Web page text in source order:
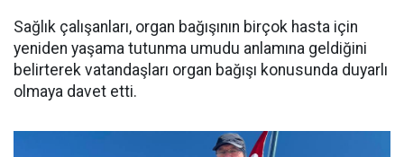
Sağlık çalışanları, organ bağışının birçok hasta için
yeniden yaşama tutunma umudu anlamına geldiğini
belirterek vatandaşları organ bağışı konusunda duyarlı
olmaya davet etti.